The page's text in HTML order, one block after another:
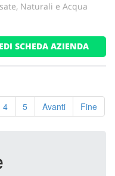
Naturali e Acqua
SCHEDA AZIENDA
4 5 Avanti Fine